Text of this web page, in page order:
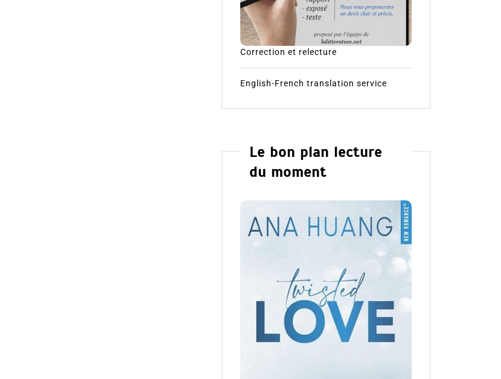
Correction et relecture
English-French translation service
Le bon plan lecture
du moment